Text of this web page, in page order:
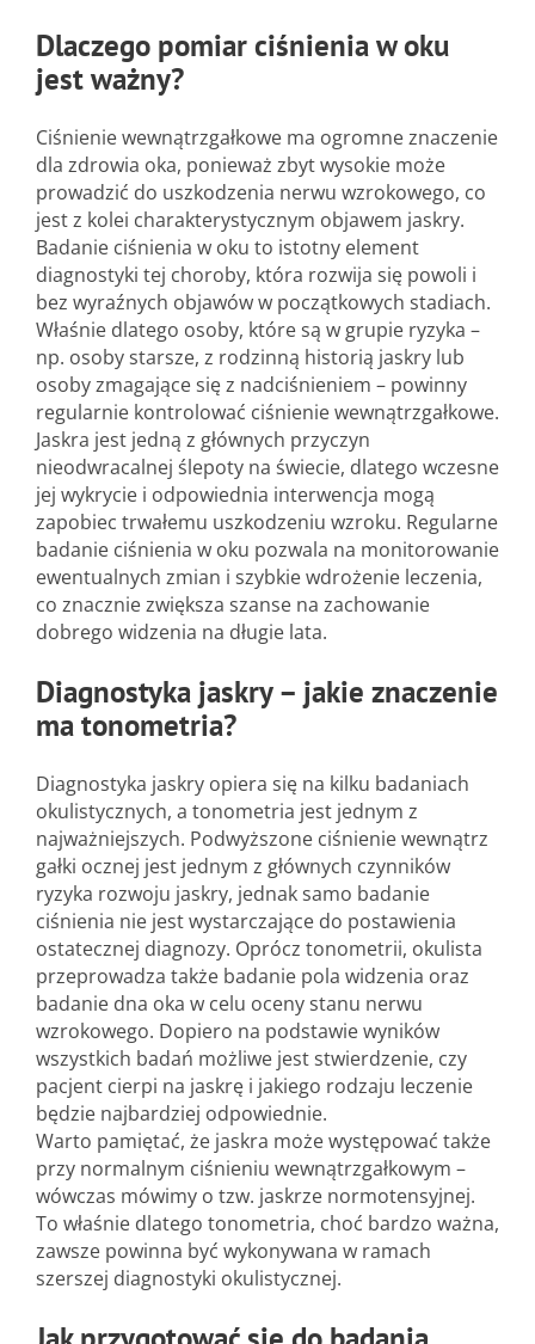
Dlaczego pomiar ciśnienia w oku
jest ważny?
Ciśnienie wewnątrzgałkowe ma ogromne znaczenie
dla zdrowia oka, ponieważ zbyt wysokie może
prowadzić do uszkodzenia nerwu wzrokowego, co
jest z kolei charakterystycznym objawem jaskry.
Badanie ciśnienia w oku to istotny element
diagnostyki tej choroby, która rozwija się powoli i
bez wyraźnych objawów w początkowych stadiach.
Właśnie dlatego osoby, które są w grupie ryzyka –
np. osoby starsze, z rodzinną historią jaskry lub
osoby zmagające się z nadciśnieniem – powinny
regularnie kontrolować ciśnienie wewnątrzgałkowe.
Jaskra jest jedną z głównych przyczyn
nieodwracalnej ślepoty na świecie, dlatego wczesne
jej wykrycie i odpowiednia interwencja mogą
zapobiec trwałemu uszkodzeniu wzroku. Regularne
badanie ciśnienia w oku pozwala na monitorowanie
ewentualnych zmian i szybkie wdrożenie leczenia,
co znacznie zwiększa szanse na zachowanie
dobrego widzenia na długie lata.
Diagnostyka jaskry – jakie znaczenie
ma tonometria?
Diagnostyka jaskry opiera się na kilku badaniach
okulistycznych, a tonometria jest jednym z
najważniejszych. Podwyższone ciśnienie wewnątrz
gałki ocznej jest jednym z głównych czynników
ryzyka rozwoju jaskry, jednak samo badanie
ciśnienia nie jest wystarczające do postawienia
ostatecznej diagnozy. Oprócz tonometrii, okulista
przeprowadza także badanie pola widzenia oraz
badanie dna oka w celu oceny stanu nerwu
wzrokowego. Dopiero na podstawie wyników
wszystkich badań możliwe jest stwierdzenie, czy
pacjent cierpi na jaskrę i jakiego rodzaju leczenie
będzie najbardziej odpowiednie.
Warto pamiętać, że jaskra może występować także
przy normalnym ciśnieniu wewnątrzgałkowym –
wówczas mówimy o tzw. jaskrze normotensyjnej.
To właśnie dlatego tonometria, choć bardzo ważna,
zawsze powinna być wykonywana w ramach
szerszej diagnostyki okulistycznej.